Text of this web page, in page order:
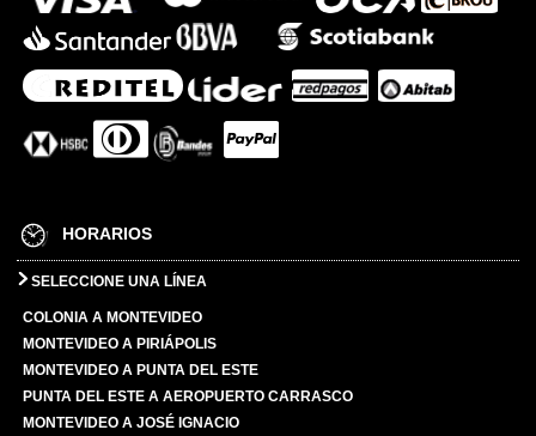
HORARIOS
SELECCIONE UNA LÍNEA
COLONIA A MONTEVIDEO
MONTEVIDEO A PIRIÁPOLIS
MONTEVIDEO A PUNTA DEL ESTE
PUNTA DEL ESTE A AEROPUERTO CARRASCO
MONTEVIDEO A JOSÉ IGNACIO